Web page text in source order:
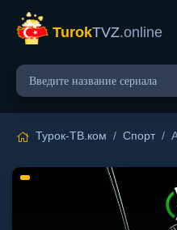
TurokTVZ.online
Турок-ТВ.ком / Спорт/ АЕК